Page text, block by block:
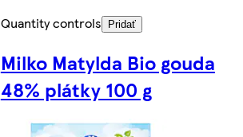
Quantity controls
Pridať
Milko Matylda Bio gouda
48% plátky 100 g